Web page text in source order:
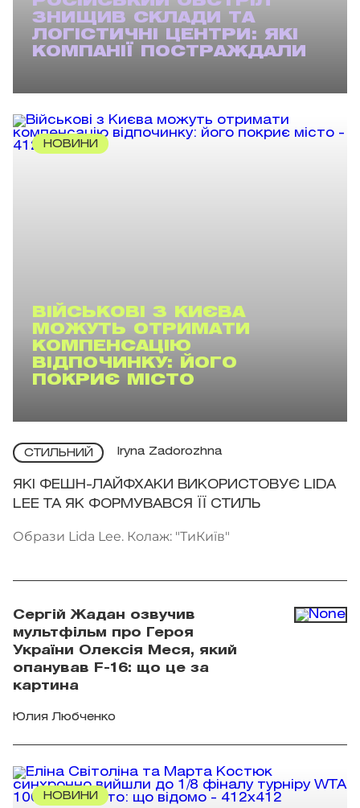
ЗНИЩИВ СКЛАДИ ТА
ЛОГІСТИЧНІ ЦЕНТРИ: ЯКІ
КОМПАНІЇ ПОСТРАЖДАЛИ
НОВИНИ
ВІЙСЬКОВІ З КИЄВА
МОЖУТЬ ОТРИМАТИ
КОМПЕНСАЦІЮ
ВІДПОЧИНКУ: ЙОГО
ПОКРИЄ МІСТО
СТИЛЬНИЙ Iryna Zadorozhna
ЯКІ ФЕШН-ЛАЙФХАКИ ВИКОРИСТОВУЄ LIDA
LEE ТА ЯК ФОРМУВАВСЯ ЇЇ СТИЛЬ
Образи Lida Lee. Колаж: "ТиКиїв"
Сергій Жадан озвучив
мультфільм про Героя
України Олексія Меся, який
опанував F-16: що це за
картина
Юлия Любченко
НОВИНИ